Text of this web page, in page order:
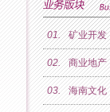
01. 矿业开发
02. 商业地产
03. 海南文化